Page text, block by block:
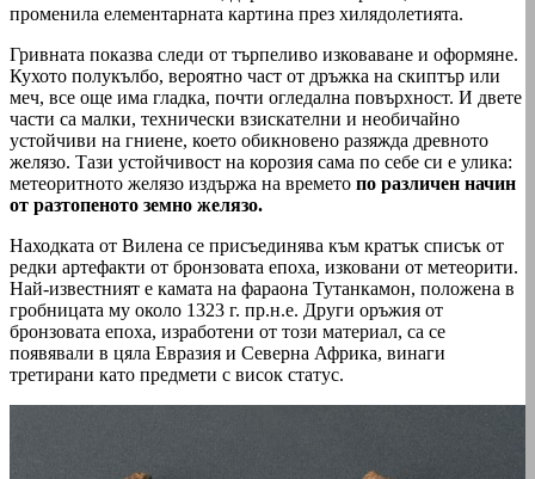
променила елементарната картина през хилядолетията.
Гривната показва следи от търпеливо изковаване и оформяне.
Кухото полукълбо, вероятно част от дръжка на скиптър или
меч, все още има гладка, почти огледална повърхност. И двете
части са малки, технически взискателни и необичайно
устойчиви на гниене, което обикновено разяжда древното
желязо. Тази устойчивост на корозия сама по себе си е улика:
метеоритното желязо издържа на времето по различен начин
от разтопеното земно желязо.
Находката от Вилена се присъединява към кратък списък от
редки артефакти от бронзовата епоха, изковани от метеорити.
Най-известният е камата на фараона Тутанкамон, положена в
гробницата му около 1323 г. пр.н.е. Други оръжия от
бронзовата епоха, изработени от този материал, са се
появявали в цяла Евразия и Северна Африка, винаги
третирани като предмети с висок статус.